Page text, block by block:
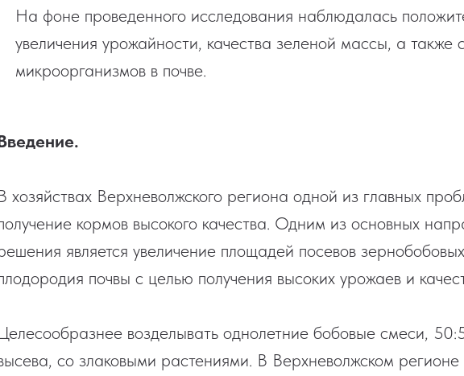
На фоне проведенного исследования наблюдалась
увеличения урожайности, качества зеленой массы, а также
микроорганизмов в почве.
хозяйствах Верхневолжского региона одной из главных
кормов высокого качества. Одним из основных
является увеличение площадей посевов
почвы с целью получения высоких урожаев и
возделывать однолетние бобовые смеси,
со злаковыми растениями. В Верхневолжском